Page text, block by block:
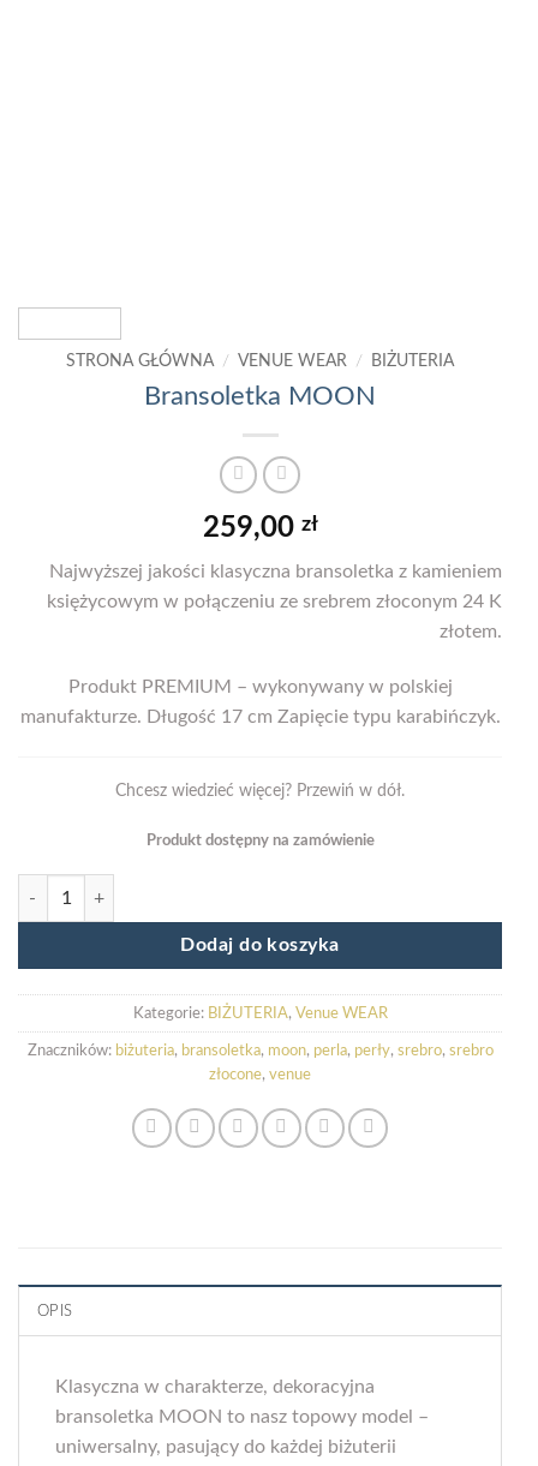
STRONA GŁÓWNA / VENUE WEAR / BIŻUTERIA
Bransoletka MOON
259,00 zł
Najwyższej jakości klasyczna bransoletka z kamieniem
księżycowym w połączeniu ze srebrem złoconym 24 K
złotem.
Produkt PREMIUM – wykonywany w polskiej
manufakturze. Długość 17 cm Zapięcie typu karabińczyk.
Chcesz wiedzieć więcej? Przewiń w dół.
Produkt dostępny na zamówienie
ilość Bransoletka MOON
Dodaj do koszyka
Kategorie: BIŻUTERIA, Venue WEAR
Znaczników: biżuteria, bransoletka, moon, perla, perły, srebro, srebro
złocone, venue
OPIS
Klasyczna w charakterze, dekoracyjna
bransoletka MOON to nasz topowy model –
uniwersalny, pasujący do każdej biżuterii